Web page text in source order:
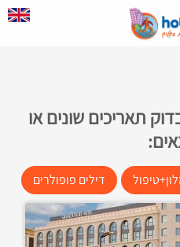
תאריכים שונים או
דילים פופולרים